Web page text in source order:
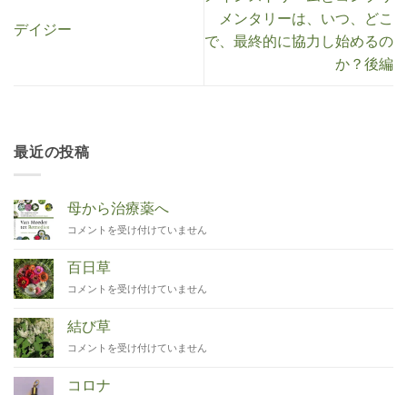
デイジー
メンタリーは、いつ、どこ
で、最終的に協力し始めるの
か？後編
最近の投稿
母から治療薬へ
Van
tot
Remedies
は
コメントを受け付けていません
百日草
Zinnia
コメントを受け付けていません
結び草
Duizendknoop
コメントを受け付けていません
コロナ